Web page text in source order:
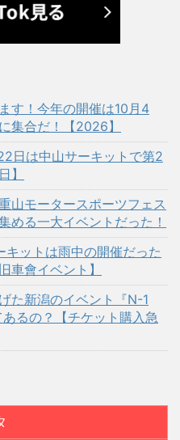
す！今年の開催は10月4
集合だ！【2026】
日は中山サーキットで第2
】
山モータースポーツフェス
める一大イベントだった！
キットは雨中の開催だった
車會イベント】
た新潟のイベント『N-1
るの？【チケット購入急